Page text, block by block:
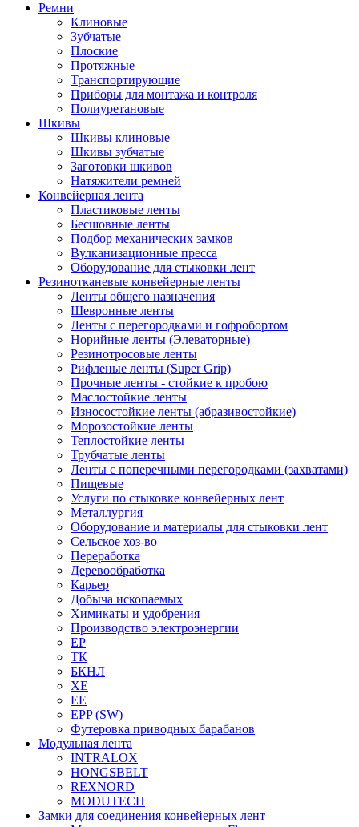
Ремни
Клиновые
Зубчатые
Плоские
Протяжные
Транспортирующие
Приборы для монтажа и контроля
Полиуретановые
Шкивы
Шкивы клиновые
Шкивы зубчатые
Заготовки шкивов
Натяжители ремней
Конвейерная лента
Пластиковые ленты
Бесшовные ленты
Подбор механических замков
Вулканизационные пресса
Оборудование для стыковки лент
Резинотканевые конвейерные ленты
Ленты общего назначения
Шевронные ленты
Ленты с перегородками и гофробортом
Норийные ленты (Элеваторные)
Резинотросовые ленты
Рифленые ленты (Super Grip)
Прочные ленты - стойкие к пробою
Маслостойкие ленты
Износостойкие ленты (абразивостойкие)
Морозостойкие ленты
Теплостойкие ленты
Трубчатые ленты
Ленты с поперечными перегородками (захватами)
Пищевые
Услуги по стыковке конвейерных лент
Металлургия
Оборудование и материалы для стыковки лент
Сельское хоз-во
Переработка
Деревообработка
Карьер
Добыча ископаемых
Химикаты и удобрения
Производство электроэнергии
EP
ТК
БКНЛ
XE
EE
EPP (SW)
Футеровка приводных барабанов
Модульная лента
INTRALOX
HONGSBELT
REXNORD
MODUTECH
Замки для соединения конвейерных лент